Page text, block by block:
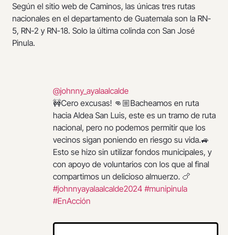
Según el sitio web de Caminos, las únicas tres rutas
nacionales en el departamento de Guatemala son la RN-
5, RN-2 y RN-18. Solo la última colinda con San José
Pinula.
@johnny_ayalaalcalde
🚧Cero excusas! 👊🏼Bacheamos en ruta
hacia Aldea San Luis, este es un tramo de ruta
nacional, pero no podemos permitir que los
vecinos sigan poniendo en riesgo su vida.🚙
Esto se hizo sin utilizar fondos municipales, y
con apoyo de voluntarios con los que al final
compartimos un delicioso almuerzo. 🍗
#johnnyayalaalcalde2024 #munipinula
#EnAcción